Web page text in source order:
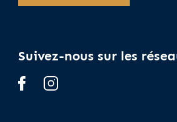
Suivez-nous sur les